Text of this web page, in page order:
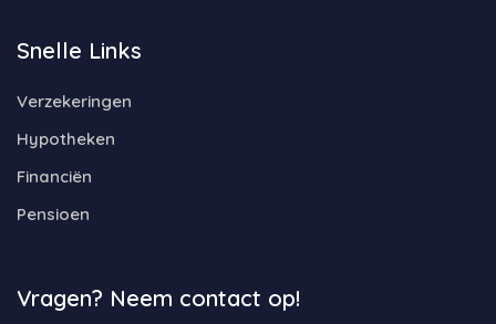
Snelle Links
Verzekeringen
Hypotheken
Financiën
Pensioen
Vragen? Neem contact op!